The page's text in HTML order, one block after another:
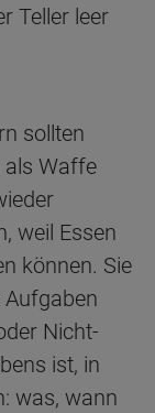
Teller leer
sollten
als Waffe
weil Essen
können. Sie
Nicht-
ist, in
was, wann